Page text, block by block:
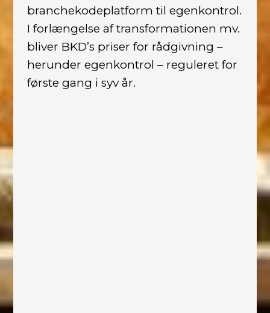
branchekodeplatform til egenkontrol.
I forlængelse af transformationen mv.
bliver BKD’s priser for rådgivning –
herunder egenkontrol – reguleret for
første gang i syv år.